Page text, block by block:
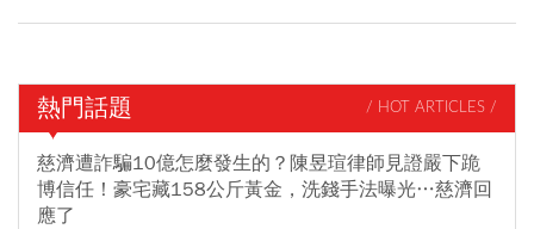
熱門話題 / HOT ARTICLES /
慈濟遭詐騙10億怎麼發生的？陳昱瑄律師見證嚴下跪
博信任！豪宅藏158公斤黃金，洗錢手法曝光…慈濟回
應了